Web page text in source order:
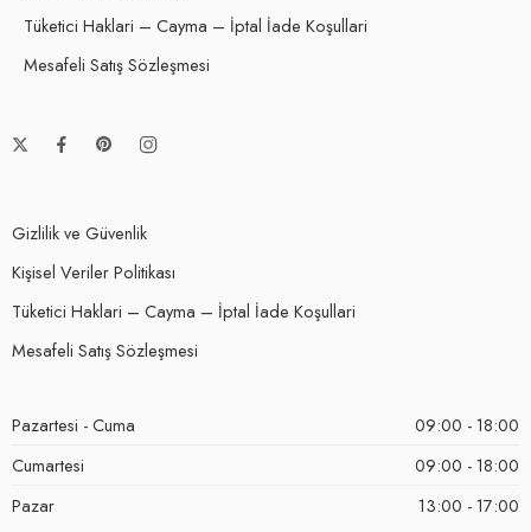
Tüketici Haklari – Cayma – İptal İade Koşullari
Mesafeli Satış Sözleşmesi
Gizlilik ve Güvenlik
Kişisel Veriler Politikası
Tüketici Haklari – Cayma – İptal İade Koşullari
Mesafeli Satış Sözleşmesi
Pazartesi - Cuma
09:00 - 18:00
Cumartesi
09:00 - 18:00
Pazar
13:00 - 17:00